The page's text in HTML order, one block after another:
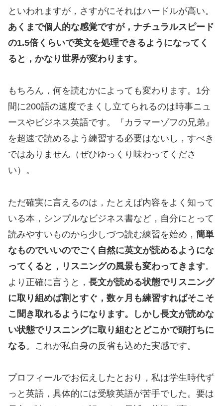
といわれますが，さすがにそれはハードルが高い。
あくまで個人的な感覚ですが，ナチュラルスピード
の1.5倍くらいで英文を処理できるようになってく
ると，かなり世界が変わります。
もちろん，何を読むかによっても変わります。1分
間に200語の速度でまくし立てられるのは時事ニュ
ースやビジネス英語です。『カラマーゾフの兄弟』
を超速で読めるよう練習する必要はないし，すべき
ではありません（ぜひゆっくり味わってくださ
い）。
ただ確実に言えるのは，たとえば内容をよく知って
いる本，シンプルなビジネス書など，自分にとって
読みやすいものから少しづつ読む練習を始め， 簡単
なものでいいのでごく自然に英文が読めるようにな
ってくると，リスニングの風景も変わってきます。
より正確に言うと， 長文が読める状態でリスニング
に取り組めば割とすぐ，数ヶ月も練習すればそこそ
こ聞き取れるようになります。しかし長文が読めな
い状態でリスニングに取り組むとどこかで頭打ちに
なる。これが私自身の反省も込めた実感です。
プロフィールでお伝えしたとおり，私は学生時代ず
っと英語，具体的には受験英語が苦手でした。要は